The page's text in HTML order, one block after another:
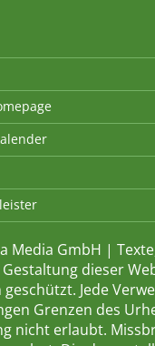
Media GmbH |
dieser
Jede
Grenzen des
nicht erlaubt.